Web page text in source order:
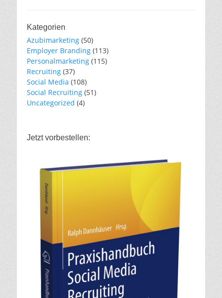
Kategorien
Azubimarketing (50)
Employer Branding (113)
Personalmarketing (115)
Recruiting (37)
Social Media (108)
Social Recruiting (51)
Uncategorized (4)
Jetzt vorbestellen: